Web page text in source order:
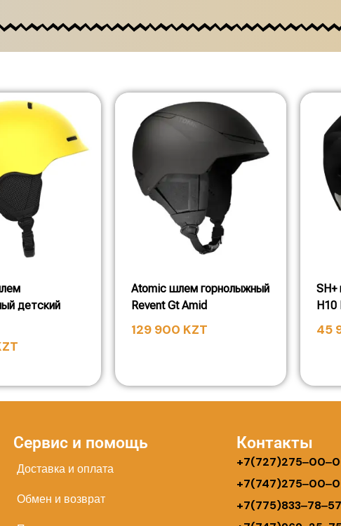
детский
Atomic шлем горнолыжный
Revent Gt Amid
129 900 KZT
H10
45
Сервис и помощь
Доставка и оплата
Обмен и возврат
Контакты
+
+7(775)833‒78‒57